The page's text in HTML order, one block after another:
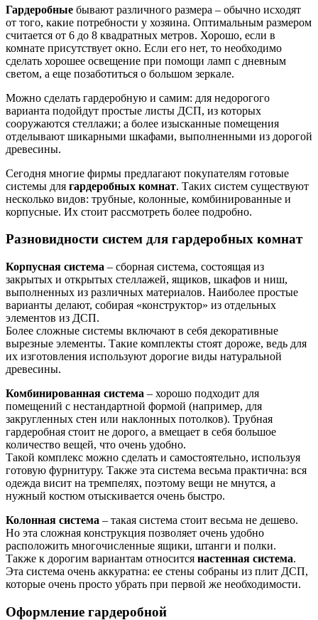
Гардеробные бывают различного размера – обычно исходят
от того, какие потребности у хозяина. Оптимальным размером
считается от 6 до 8 квадратных метров. Хорошо, если в
комнате присутствует окно. Если его нет, то необходимо
сделать хорошее освещение при помощи ламп с дневным
светом, а еще позаботиться о большом зеркале.
Можно сделать гардеробную и самим: для недорогого
варианта подойдут простые листы ДСП, из которых
сооружаются стеллажи; а более изысканные помещения
отделывают шикарными шкафами, выполненными из дорогой
древесины.
Сегодня многие фирмы предлагают покупателям готовые
системы для гардеробных комнат. Таких систем существуют
несколько видов: трубные, колонные, комбинированные и
корпусные. Их стоит рассмотреть более подробно.
Разновидности систем для гардеробных комнат
Корпусная система – сборная система, состоящая из
закрытых и открытых стеллажей, ящиков, шкафов и ниш,
выполненных из различных материалов. Наиболее простые
варианты делают, собирая «конструктор» из отдельных
элементов из ДСП.
Более сложные системы включают в себя декоративные
вырезные элементы. Такие комплекты стоят дороже, ведь для
их изготовления используют дорогие виды натуральной
древесины.
Комбинированная система – хорошо подходит для
помещений с нестандартной формой (например, для
закругленных стен или наклонных потолков). Трубная
гардеробная стоит не дорого, а вмещает в себя большое
количество вещей, что очень удобно.
Такой комплекс можно сделать и самостоятельно, используя
готовую фурнитуру. Также эта система весьма практична: вся
одежда висит на тремпелях, поэтому вещи не мнутся, а
нужный костюм отыскивается очень быстро.
Колонная система – такая система стоит весьма не дешево.
Но эта сложная конструкция позволяет очень удобно
расположить многочисленные ящики, штанги и полки.
Также к дорогим вариантам относится настенная система.
Эта система очень аккуратна: ее стены собраны из плит ДСП,
которые очень просто убрать при первой же необходимости.
Оформление гардеробной